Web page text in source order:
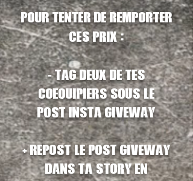
Pour tenter de remporter
ces prix:
-tag deux de tes
coequipierssous le
post insta giveway
+repost le post giveway
dans ta story en